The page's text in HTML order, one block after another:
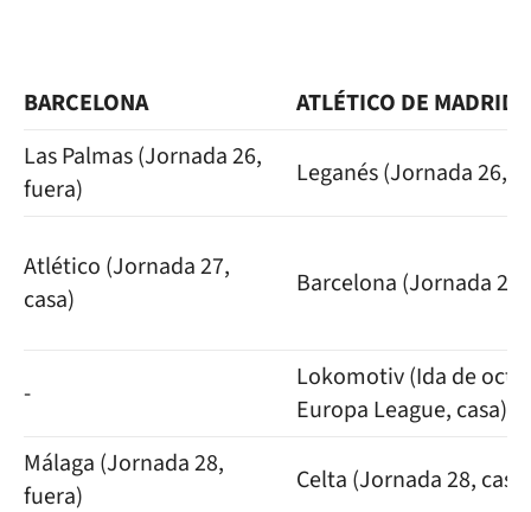
BARCELONA
ATLÉTICO DE MADRID
Las Palmas (Jornada 26,
fuera)
Leganés (Jornada 26,
Atlético (Jornada 27,
casa)
Barcelona (Jornada
-
Lokomotiv (Ida de
Europa League, casa)
Málaga (Jornada 28,
fuera)
Celta (Jornada 28, casa)